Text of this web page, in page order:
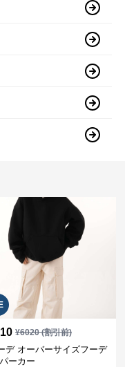
¥6020(割引前)
デ オーバーサイズフーデ
ーカー